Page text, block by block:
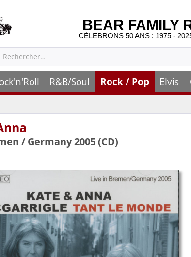
BEAR FAMILY
CÉLÉBRONS 50 ANS : 1975 -
R&B/Soul Rock / Pop Elvis
/ Germany 2005 (CD)